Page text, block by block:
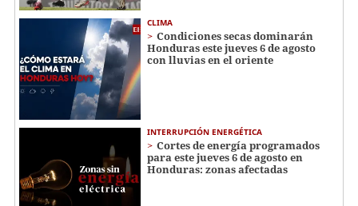
CLIMA
Condiciones secas dominarán
Honduras este jueves 6 de agosto
con lluvias en el oriente
INTERRUPCIÓN ENERGÉTICA
Cortes de energía programados
para este jueves 6 de agosto en
Honduras: zonas afectadas